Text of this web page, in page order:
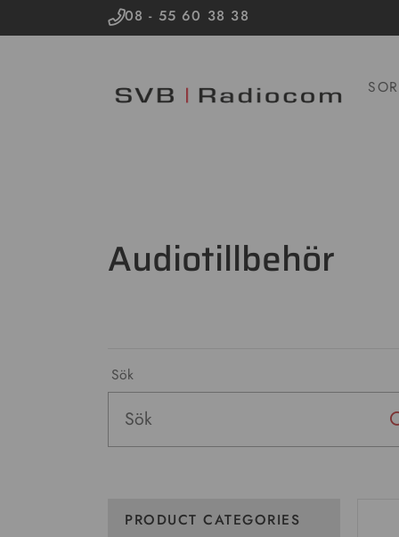
08 - 55 60 38 38
Audiotillbehör
Sök
PRODUCT CATEGORIES